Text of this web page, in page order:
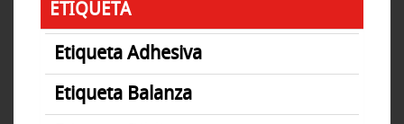
ETIQUETA
Etiqueta Adhesiva
Etiqueta Balanza